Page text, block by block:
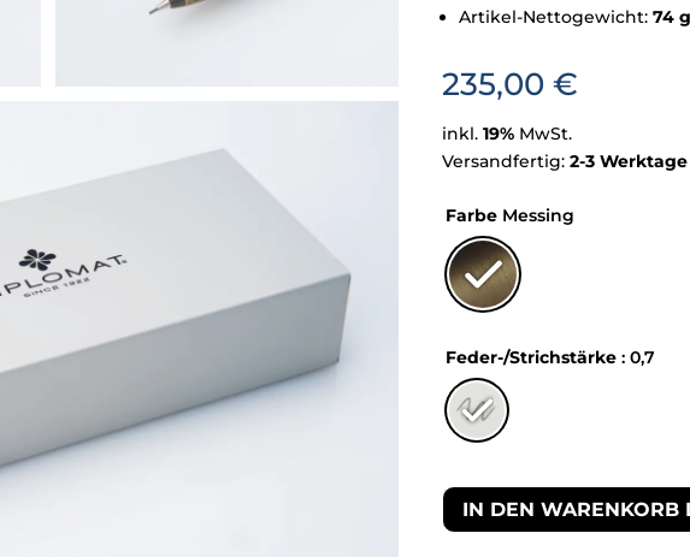
Artikel-Nettogewicht: 74 g
235,00 €
inkl. 19% MwSt.
Versandfertig: 2-3 Werktage
Farbe Messing
Feder-/Strichstärke : 0,7
IN DEN WARENKORB